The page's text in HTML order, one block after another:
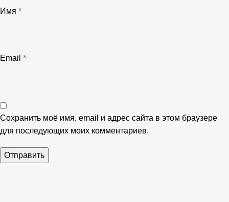
Имя *
Email *
Сохранить моё имя, email и адрес сайта в этом браузере
для последующих моих комментариев.